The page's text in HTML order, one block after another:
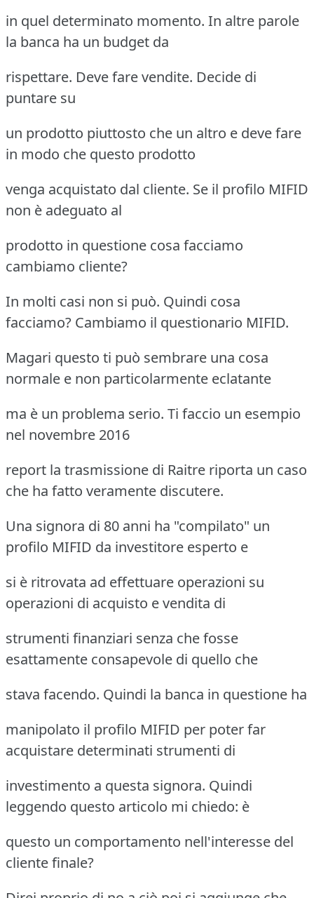
in quel determinato momento. In altre parole
la banca ha un budget da
rispettare. Deve fare vendite. Decide di
puntare su
un prodotto piuttosto che un altro e deve fare
in modo che questo prodotto
venga acquistato dal cliente. Se il profilo MIFID
non è adeguato al
prodotto in questione cosa facciamo
cambiamo cliente?
In molti casi non si può. Quindi cosa
facciamo? Cambiamo il questionario MIFID.
Magari questo ti può sembrare una cosa
normale e non particolarmente eclatante
ma è un problema serio. Ti faccio un esempio
nel novembre 2016
report la trasmissione di Raitre riporta un caso
che ha fatto veramente discutere.
Una signora di 80 anni ha "compilato" un
profilo MIFID da investitore esperto e
si è ritrovata ad effettuare operazioni su
operazioni di acquisto e vendita di
strumenti finanziari senza che fosse
esattamente consapevole di quello che
stava facendo. Quindi la banca in questione ha
manipolato il profilo MIFID per poter far
acquistare determinati strumenti di
investimento a questa signora. Quindi
leggendo questo articolo mi chiedo: è
questo un comportamento nell'interesse del
cliente finale?